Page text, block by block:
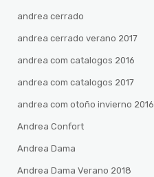
andrea cerrado
andrea cerrado verano 2017
andrea com catalogos 2016
andrea com catalogos 2017
andrea com otoño invierno 2016
Andrea Confort
Andrea Dama
Andrea Dama Verano 2018